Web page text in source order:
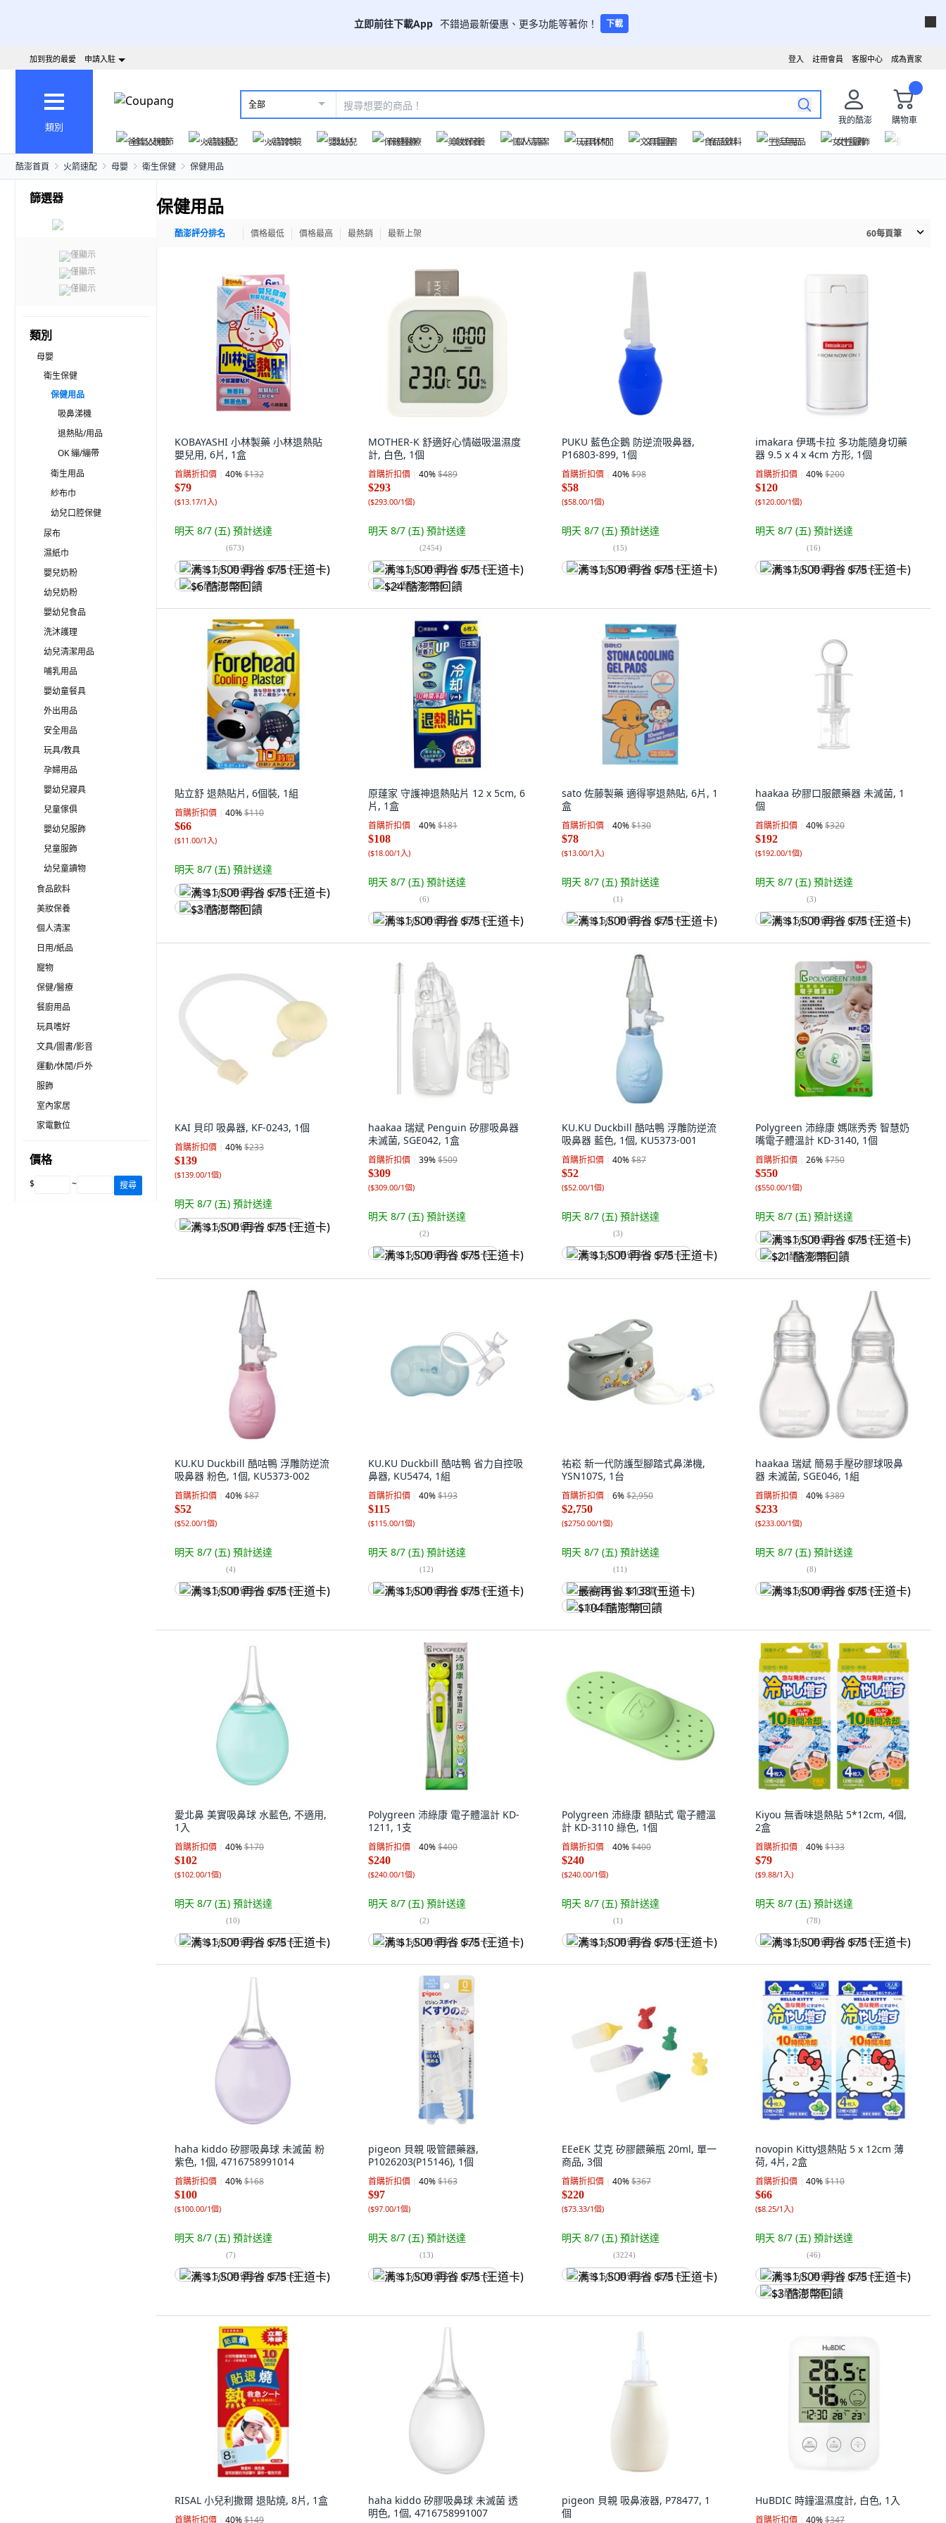
立即前往下載App 不錯過最新優惠、更多功能等著你！ 下載
成為賣家
客服中心
註冊會員
登入
加到我的最愛 申請入駐
類別
全部
我的酷澎
購物車
爸氣父親節
火箭速配 火箭跨境 嬰幼兒 保健醫療 美妝保養 個人清潔 玩具休閒 文具圖書 食品飲料 生活用品 女性服飾
酷澎首頁 火箭速配 母嬰 衛生保健 保健用品
篩選器
僅顯示
僅顯示
僅顯示
類別
母嬰
衛生保健
保健用品
吸鼻涕機
退熱貼/用品
OK 繃/繃帶
衛生用品
紗布巾
幼兒口腔保健
尿布
濕紙巾
嬰兒奶粉
幼兒奶粉
嬰幼兒食品
洗沐護理
幼兒清潔用品
哺乳用品
嬰幼童餐具
外出用品
安全用品
玩具/教具
孕婦用品
嬰幼兒寢具
兒童傢俱
嬰幼兒服飾
兒童服飾
幼兒童讀物
食品飲料
美妝保養
個人清潔
日用/紙品
寵物
保健/醫療
餐廚用品
玩具嗜好
文具/圖書/影音
運動/休閒/戶外
服飾
室內家居
家電數位
價格
$ ~ 搜尋
保健用品
酷澎評分排名 價格最低 價格最高 最熱銷 最新上架 60每頁筆
KOBAYASHI 小林製藥 小林退熱貼
嬰兒用, 6片, 1盒
首購折扣價 40%$132
$79
($13.17/1入)
明天 8/7 (五) 預計送達
(673)
满 $1,500 再省 $75 (王道卡)
$6 酷澎幣回饋
MOTHER-K 舒適好心情磁吸溫濕度
計, 白色, 1個
首購折扣價 40%$489
$293
($293.00/1個)
明天 8/7 (五) 預計送達
(2454)
满 $1,500 再省 $75 (王道卡)
$24 酷澎幣回饋
PUKU 藍色企鵝 防逆流吸鼻器,
P16803-899, 1個
首購折扣價 40%$98
$58
($58.00/1個)
明天 8/7 (五) 預計送達
(15)
满 $1,500 再省 $75 (王道卡)
imakara 伊瑪卡拉 多功能隨身切藥
器 9.5 x 4 x 4cm 方形, 1個
首購折扣價 40%$200
$120
($120.00/1個)
明天 8/7 (五) 預計送達
(16)
满 $1,500 再省 $75 (王道卡)
貼立舒 退熱貼片, 6個裝, 1組
首購折扣價 40%$110
$66
($11.00/1入)
明天 8/7 (五) 預計送達
满 $1,500 再省 $75 (王道卡)
$3 酷澎幣回饋
原薘家 守護神退熱貼片 12 x 5cm, 6
片, 1盒
首購折扣價 40%$181
$108
($18.00/1入)
明天 8/7 (五) 預計送達
(6)
满 $1,500 再省 $75 (王道卡)
sato 佐藤製藥 適得寧退熱貼, 6片, 1
盒
首購折扣價 40%$130
$78
($13.00/1入)
明天 8/7 (五) 預計送達
(1)
满 $1,500 再省 $75 (王道卡)
haakaa 矽膠口服餵藥器 未滅菌, 1
個
首購折扣價 40%$320
$192
($192.00/1個)
明天 8/7 (五) 預計送達
(3)
满 $1,500 再省 $75 (王道卡)
KAI 貝印 吸鼻器, KF-0243, 1個
首購折扣價 40%$233
$139
($139.00/1個)
明天 8/7 (五) 預計送達
满 $1,500 再省 $75 (王道卡)
haakaa 瑞斌 Penguin 矽膠吸鼻器
未滅菌, SGE042, 1盒
首購折扣價 39%$509
$309
($309.00/1個)
明天 8/7 (五) 預計送達
(2)
满 $1,500 再省 $75 (王道卡)
KU.KU Duckbill 酷咕鴨 浮雕防逆流
吸鼻器 藍色, 1個, KU5373-001
首購折扣價 40%$87
$52
($52.00/1個)
明天 8/7 (五) 預計送達
(3)
满 $1,500 再省 $75 (王道卡)
Polygreen 沛綠康 媽咪秀秀 智慧奶
嘴電子體溫計 KD-3140, 1個
首購折扣價 26%$750
$550
($550.00/1個)
明天 8/7 (五) 預計送達
满 $1,500 再省 $75 (王道卡)
$21 酷澎幣回饋
KU.KU Duckbill 酷咕鴨 浮雕防逆流
吸鼻器 粉色, 1個, KU5373-002
首購折扣價 40%$87
$52
($52.00/1個)
明天 8/7 (五) 預計送達
(4)
满 $1,500 再省 $75 (王道卡)
KU.KU Duckbill 酷咕鴨 省力自控吸
鼻器, KU5474, 1組
首購折扣價 40%$193
$115
($115.00/1個)
明天 8/7 (五) 預計送達
(12)
满 $1,500 再省 $75 (王道卡)
祐崧 新一代防護型腳踏式鼻涕機,
YSN107S, 1台
首購折扣價 6%$2,950
$2,750
($2750.00/1個)
明天 8/7 (五) 預計送達
(11)
最高再省 $138 (王道卡)
$104 酷澎幣回饋
haakaa 瑞斌 簡易手壓矽膠球吸鼻
器 未滅菌, SGE046, 1組
首購折扣價 40%$389
$233
($233.00/1個)
明天 8/7 (五) 預計送達
(8)
满 $1,500 再省 $75 (王道卡)
愛北鼻 美實吸鼻球 水藍色, 不適用,
1入
首購折扣價 40%$170
$102
($102.00/1個)
明天 8/7 (五) 預計送達
(10)
满 $1,500 再省 $75 (王道卡)
Polygreen 沛綠康 電子體溫計 KD-
1211, 1支
首購折扣價 40%$400
$240
($240.00/1個)
明天 8/7 (五) 預計送達
(2)
满 $1,500 再省 $75 (王道卡)
Polygreen 沛綠康 額貼式 電子體溫
計 KD-3110 綠色, 1個
首購折扣價 40%$400
$240
($240.00/1個)
明天 8/7 (五) 預計送達
(1)
满 $1,500 再省 $75 (王道卡)
Kiyou 無香味退熱貼 5*12cm, 4個,
2盒
首購折扣價 40%$133
$79
($9.88/1入)
明天 8/7 (五) 預計送達
(78)
满 $1,500 再省 $75 (王道卡)
haha kiddo 矽膠吸鼻球 未滅菌 粉
紫色, 1個, 4716758991014
首購折扣價 40%$168
$100
($100.00/1個)
明天 8/7 (五) 預計送達
(7)
满 $1,500 再省 $75 (王道卡)
pigeon 貝親 吸管餵藥器,
P1026203(P15146), 1個
首購折扣價 40%$163
$97
($97.00/1個)
明天 8/7 (五) 預計送達
(13)
满 $1,500 再省 $75 (王道卡)
EEeEK 艾克 矽膠餵藥瓶 20ml, 單一
商品, 3個
首購折扣價 40%$367
$220
($73.33/1個)
明天 8/7 (五) 預計送達
(3224)
满 $1,500 再省 $75 (王道卡)
novopin Kitty退熱貼 5 x 12cm 薄
荷, 4片, 2盒
首購折扣價 40%$110
$66
($8.25/1入)
明天 8/7 (五) 預計送達
(46)
满 $1,500 再省 $75 (王道卡)
$3 酷澎幣回饋
RISAL 小兒利撒爾 退貼燒, 8片, 1盒
首購折扣價 40%$149
haha kiddo 矽膠吸鼻球 未滅菌 透
明色, 1個, 4716758991007
pigeon 貝親 吸鼻液器, P78477, 1
個
HuBDIC 時鐘溫濕度計, 白色, 1入
首購折扣價 40%$347